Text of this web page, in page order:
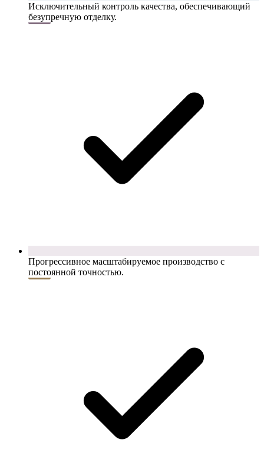
Исключительный контроль качества, обеспечивающий
безупречную отделку.
Прогрессивное масштабируемое производство с
постоянной точностью.